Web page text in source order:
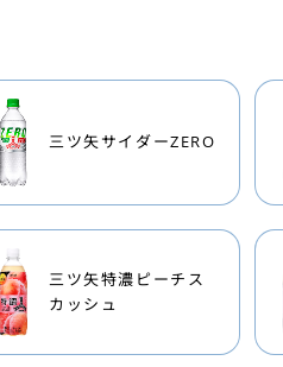
三ツ矢サイダーZERO
三ツ矢特濃ピーチス
カッシュ